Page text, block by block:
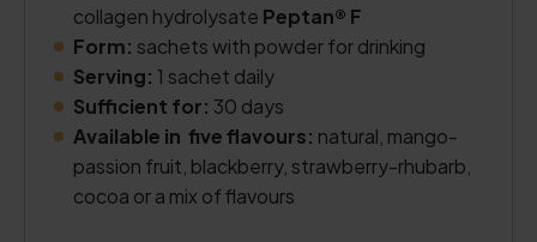
collagen hydrolysate Peptan® F
Form: sachets with powder for drinking
Serving: 1 sachet daily
Sufficient for: 30 days
Available in five flavours: natural, mango-
passion fruit, blackberry, strawberry-rhubarb,
cocoa or a mix of flavours